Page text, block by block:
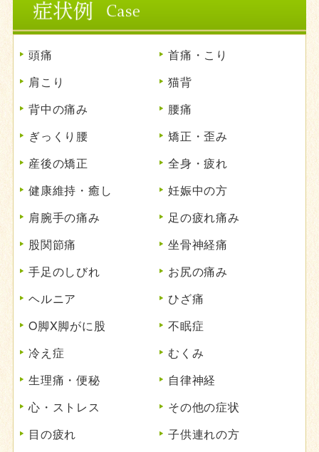
頭痛
首痛・こり
肩こり
猫背
背中の痛み
腰痛
ぎっくり腰
矯正・歪み
産後の矯正
全身・疲れ
健康維持・癒し
妊娠中の方
肩腕手の痛み
足の疲れ痛み
股関節痛
坐骨神経痛
手足のしびれ
お尻の痛み
ヘルニア
ひざ痛
O脚X脚がに股
不眠症
冷え症
むくみ
生理痛・便秘
自律神経
心・ストレス
その他の症状
目の疲れ
子供連れの方